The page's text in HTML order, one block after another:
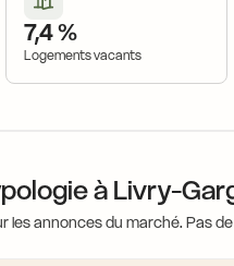
7,4 %
Logements vacants
à Livry-
les annonces du marché. Pas